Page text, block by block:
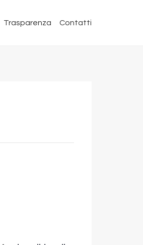
Trasparenza Contatti